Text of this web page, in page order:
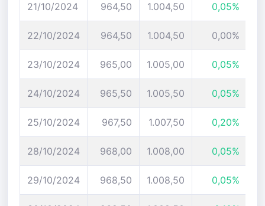
21/10/2024 964,50 1.004,50 0,05%
22/10/2024 964,50 1.004,50 0,00%
23/10/2024 965,00 1.005,00 0,05%
24/10/2024 965,50 1.005,50 0,05%
25/10/2024 967,50 1.007,50 0,20%
28/10/2024 968,00 1.008,00 0,05%
29/10/2024 968,50 1.008,50 0,05%